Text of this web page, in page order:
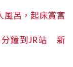
風呂，起床賞富
分鐘到JR站 新